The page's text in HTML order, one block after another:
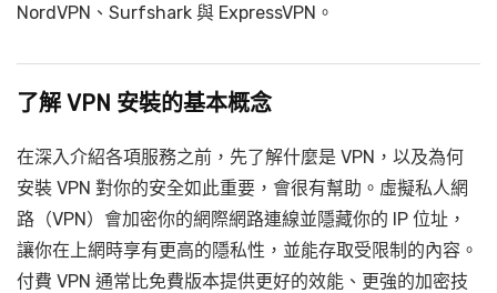
NordVPN、Surfshark 與 ExpressVPN。
了解 VPN 安裝的基本概念
在深入介紹各項服務之前，先了解什麼是 VPN，以及為何
安裝 VPN 對你的安全如此重要，會很有幫助。虛擬私人網
路（VPN）會加密你的網際網路連線並隱藏你的 IP 位址，
讓你在上網時享有更高的隱私性，並能存取受限制的內容。
付費 VPN 通常比免費版本提供更好的效能、更強的加密技